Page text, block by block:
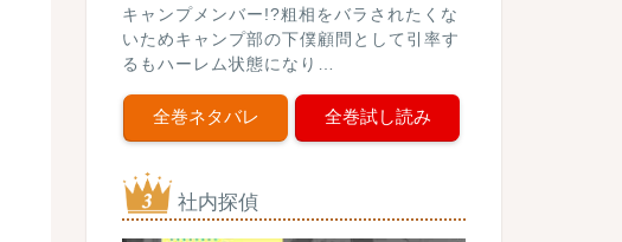
キャンプメンバー!?粗相をバラされたくな
いためキャンプ部の下僕顧問として引率す
るもハーレム状態になり…
全巻ネタバレ 全巻試し読み
社内探偵